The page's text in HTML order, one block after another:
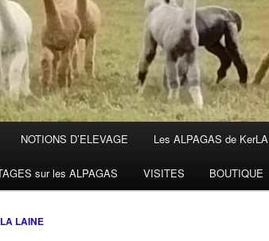
NOTIONS D’ELEVAGE Les ALPAGAS de KerLA
sur les ALPAGAS VISITES BOUTIQUE
LAINE